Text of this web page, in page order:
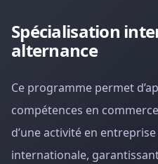
Spécialisation
alternance
Ce programme permet
compétences en
d’une activité en
internationale,